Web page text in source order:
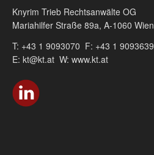
Knyrim Trieb Rechtsanwälte OG
Mariahilfer Straße 89a, A-1060 Wien
T: +43 1 9093070 F: +43 1 9093639
E: kt@kt.at W: www.kt.at